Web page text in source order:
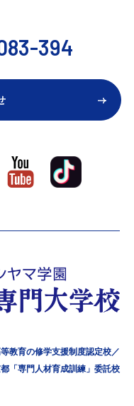
教育の修学支援制度認定校／
「専門人材育成訓練」委託校
394